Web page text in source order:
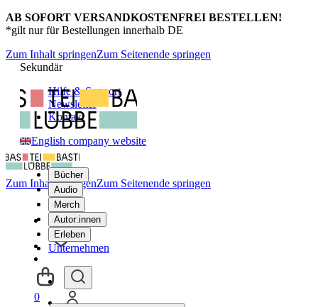
AB SOFORT VERSANDKOSTENFREI BESTELLEN!
*gilt nur für Bestellungen innerhalb DE
Zum Inhalt springenZum Seitenende springen
Sekundär
Hilfe & Support
Newsletter
Kontakt
English company website
Bücher
Audio
Merch
Autor:innen
Erleben
Unternehmen
Zum Inhalt springenZum Seitenende springen
0